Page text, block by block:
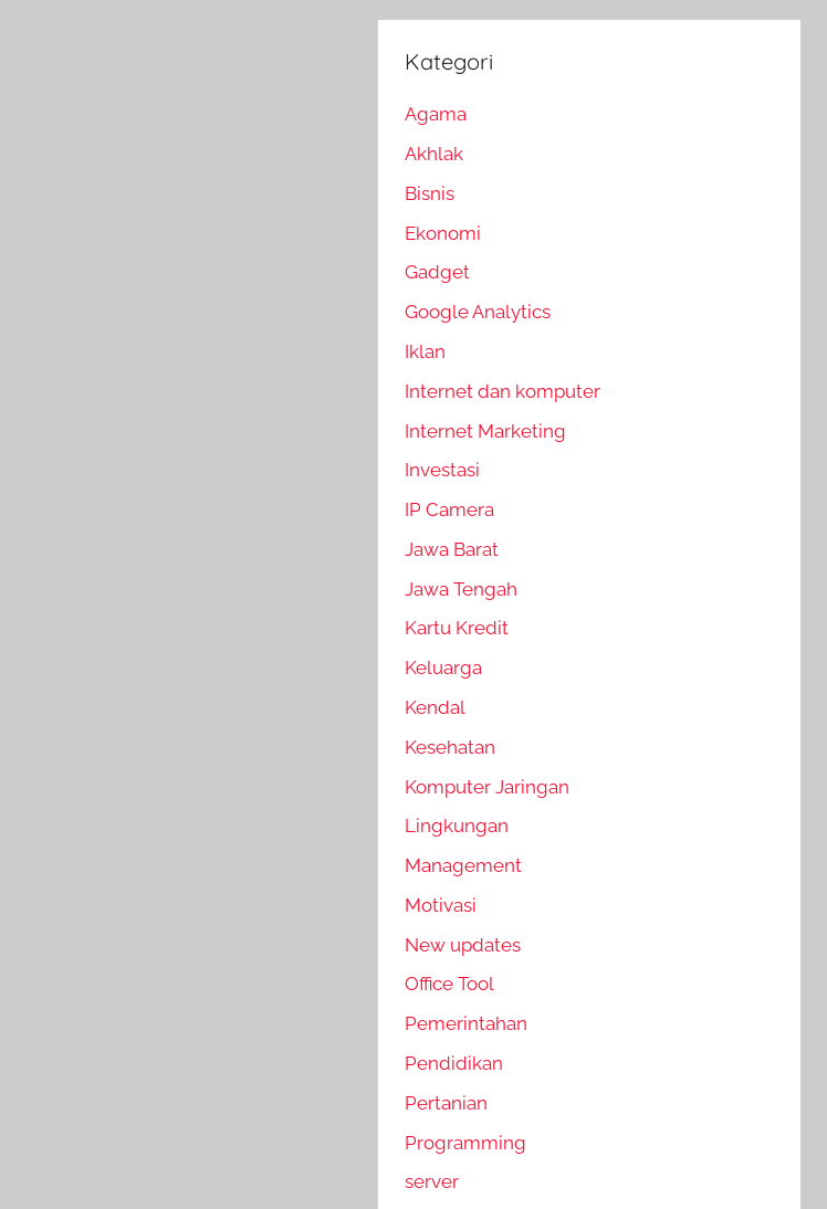
Kategori
Agama
Akhlak
Bisnis
Ekonomi
Gadget
Google Analytics
Iklan
Internet dan komputer
Internet Marketing
Investasi
IP Camera
Jawa Barat
Jawa Tengah
Kartu Kredit
Keluarga
Kendal
Kesehatan
Komputer Jaringan
Lingkungan
Management
Motivasi
New updates
Office Tool
Pemerintahan
Pendidikan
Pertanian
Programming
server